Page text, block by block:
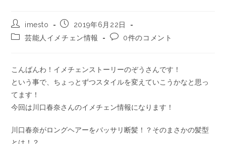
imesto
2019年6月22日
芸能人イメチェン情報
0件のコメント
こんばんわ！イメチェンストーリーのぞうさんです！
という事で、ちょっとずつスタイルを変えていこうかなと思っ
てます！
今回は川口春奈さんのイメチェン情報になります！
川口春奈がロングヘアーをバッサリ断髪！？そのまさかの髪型
とは！？